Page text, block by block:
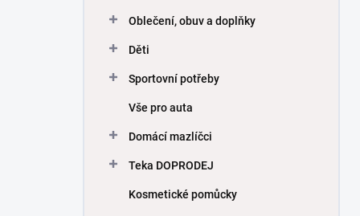
Oblečení, obuv a doplňky
Děti
Sportovní potřeby
Vše pro auta
Domácí mazlíčci
Teka DOPRODEJ
Kosmetické pomůcky